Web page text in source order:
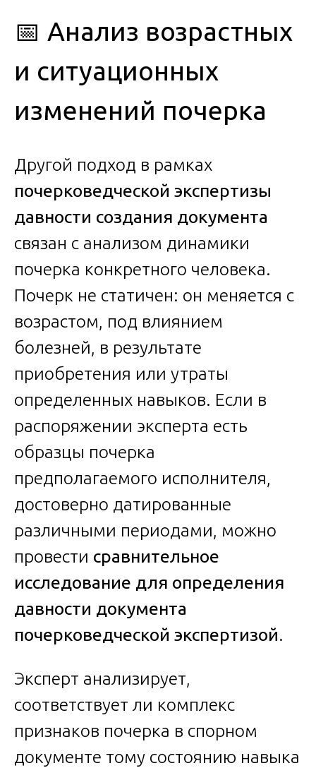
📅 Анализ возрастных
и ситуационных
изменений почерка
Другой подход в рамках
почерковедческой экспертизы
давности создания документа
связан с анализом динамики
почерка конкретного человека.
Почерк не статичен: он меняется с
возрастом, под влиянием
болезней, в результате
приобретения или утраты
определенных навыков. Если в
распоряжении эксперта есть
образцы почерка
предполагаемого исполнителя,
достоверно датированные
различными периодами, можно
провести сравнительное
исследование для определения
давности документа
почерковедческой экспертизой.
Эксперт анализирует,
соответствует ли комплекс
признаков почерка в спорном
документе тому состоянию навыка